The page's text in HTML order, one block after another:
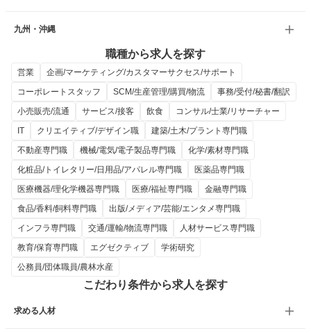
九州・沖縄
職種から求人を探す
営業
企画/マーケティング/カスタマーサクセス/サポート
コーポレートスタッフ
SCM/生産管理/購買/物流
事務/受付/秘書/翻訳
小売販売/流通
サービス/接客 飲食
コンサル/士業/リサーチャー
IT
クリエイティブ/デザイン職
建築/土木/プラント専門職
不動産専門職
機械/電気/電子製品専門職
化学/素材専門職
化粧品/トイレタリー/日用品/アパレル専門職
医薬品専門職
医療機器/理化学機器専門職
医療/福祉専門職
金融専門職
食品/香料/飼料専門職
出版/メディア/芸能/エンタメ専門職
インフラ専門職
交通/運輸/物流専門職
人材サービス専門職
教育/保育専門職
エグゼクティブ
学術研究
公務員/団体職員/農林水産
こだわり条件から求人を探す
求める人材